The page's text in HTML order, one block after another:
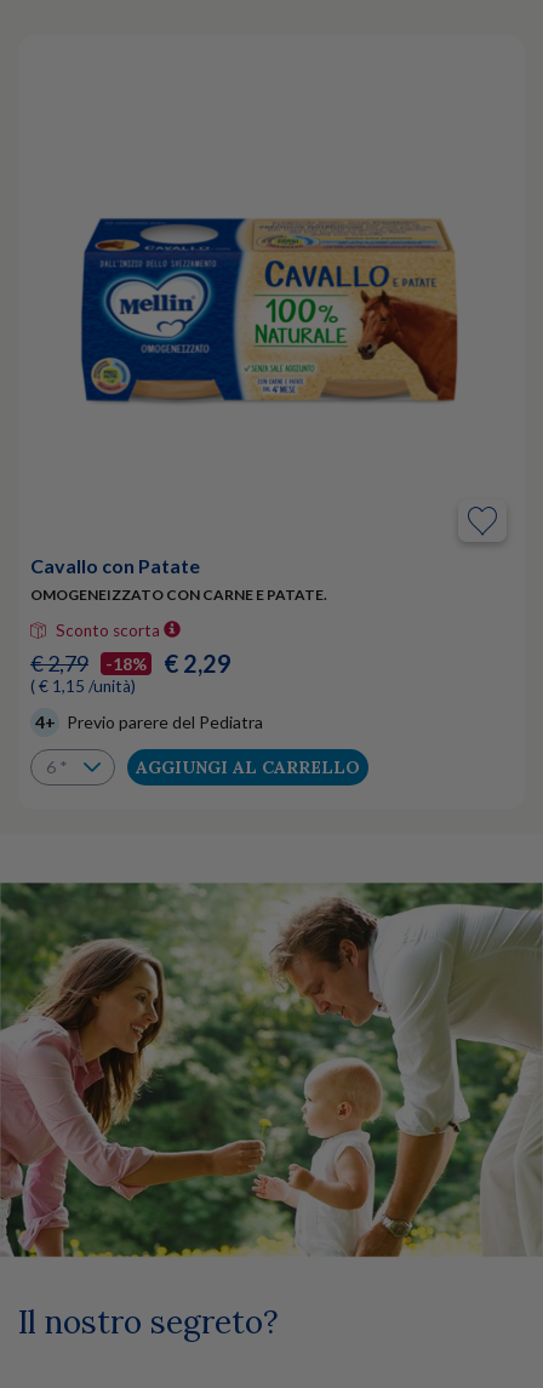
Cavallo con Patate
OMOGENEIZZATO CON CARNE E PATATE.
Sconto scorta
€ 2,79 -18% € 2,29
( € 1,15 /unità)
4+ Previo parere del Pediatra
AGGIUNGI AL CARRELLO
Il nostro segreto?